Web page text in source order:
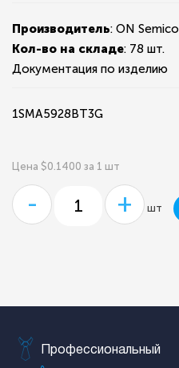
Производитель: ON
Кол-во на складе: 78 шт.
Документация по изделию
1SMA5928BT3G
Цена $0.1400 за 1 шт
- + шт
Профессиональный